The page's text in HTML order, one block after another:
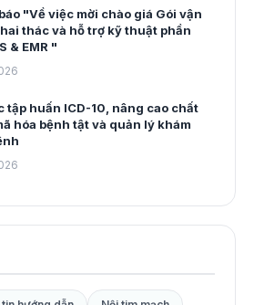
"Về việc mời chào giá Gói vận
thác và hỗ trợ kỹ thuật phần
& EMR "
tập huấn ICD-10, nâng cao chất
hóa bệnh tật và quản lý khám